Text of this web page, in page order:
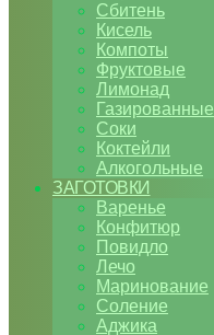
Сбитень
Кисель
Компоты
Фруктовые
Лимонад
Газированные
Соки
Коктейли
Алкогольные
ЗАГОТОВКИ
Варенье
Конфитюр
Повидло
Лечо
Маринование
Соление
Аджика